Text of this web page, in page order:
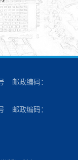
邮政编码：
邮政编码：